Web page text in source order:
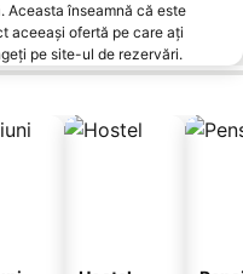
Aceasta înseamnă că este
aceeași ofertă pe care ați
pe site-ul de rezervări.